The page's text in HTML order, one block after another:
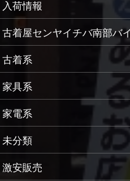
入荷情報
古着屋センヤイチバ南部バ
古着系
家具系
家電系
未分類
激安販売